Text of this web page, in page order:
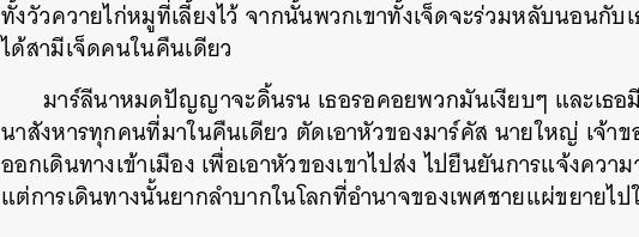
ทั้งวัวควายไก่หมูที่เลี้ยงไว้ จากนั้นพวกเขาทั้งเจ็ดจะร่วมหลับนอนกับ
ได้สามีเจ็ดคนในคืนเดียว
มาร์ลีนาหมดปัญญาจะดิ้นรน เธอรอคอยพวกมันเงียบๆ และเธอ
นาสังหารทุกคนที่มาในคืนเดียว ตัดเอาหัวของมาร์คัส นายใหญ่ เจ้า
ออกเดินทางเข้าเมือง เพื่อเอาหัวของเขาไปส่ง ไปยืนยันการแจ้งคว
แต่การเดินทางนั้นยากลำบากในโลกที่อำนาจของเพศชายแผ่ขยายไ